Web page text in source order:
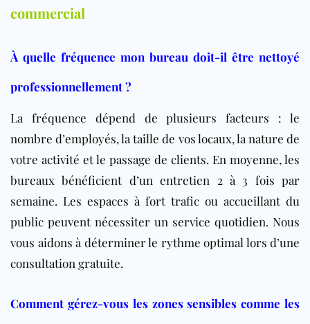
commercial
À quelle fréquence mon bureau doit-il être nettoyé
professionnellement ?
La fréquence dépend de plusieurs facteurs : le
nombre d’employés, la taille de vos locaux, la nature de
votre activité et le passage de clients. En moyenne, les
bureaux bénéficient d’un entretien 2 à 3 fois par
semaine. Les espaces à fort trafic ou accueillant du
public peuvent nécessiter un service quotidien. Nous
vous aidons à déterminer le rythme optimal lors d’une
consultation gratuite.
Comment gérez-vous les zones sensibles comme les